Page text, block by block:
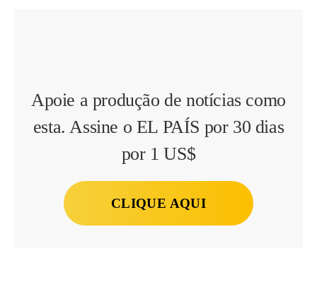
Apoie a produção de notícias como
esta. Assine o EL PAÍS por 30 dias
por 1 US$
CLIQUE AQUI